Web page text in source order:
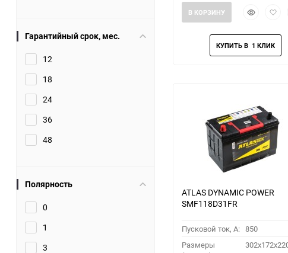
Гарантийный срок, мес.
12
18
24
36
48
Полярность
0
1
3
Быстрый
В КОРЗИНУ
ATLAS DYNAMIC POWER
SMF118D31FR
Пусковой ток, A: 850
Размеры